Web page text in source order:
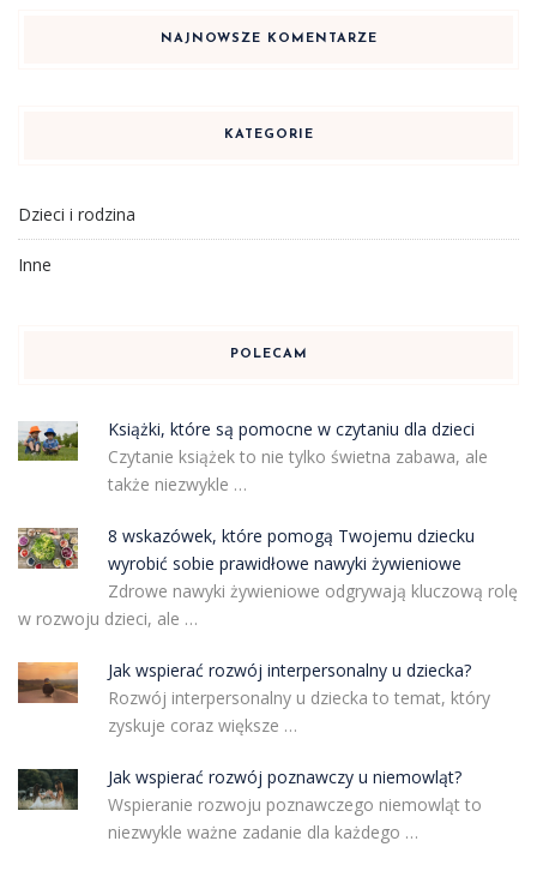
NAJNOWSZE KOMENTARZE
KATEGORIE
Dzieci i rodzina
Inne
POLECAM
Książki, które są pomocne w czytaniu dla dzieci
Czytanie książek to nie tylko świetna zabawa, ale
także niezwykle …
8 wskazówek, które pomogą Twojemu dziecku
wyrobić sobie prawidłowe nawyki żywieniowe
Zdrowe nawyki żywieniowe odgrywają kluczową rolę
w rozwoju dzieci, ale …
Jak wspierać rozwój interpersonalny u dziecka?
Rozwój interpersonalny u dziecka to temat, który
zyskuje coraz większe …
Jak wspierać rozwój poznawczy u niemowląt?
Wspieranie rozwoju poznawczego niemowląt to
niezwykle ważne zadanie dla każdego …